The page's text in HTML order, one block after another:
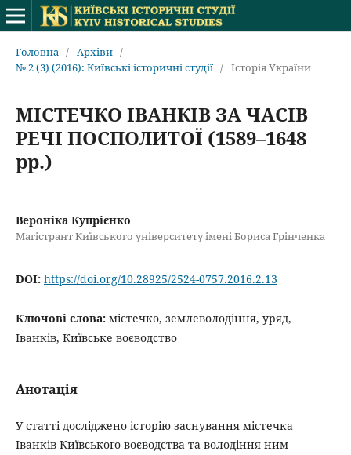
Головна / Архіви /
№ 2 (3) (2016): Київські історичні студії / Історія України
МІСТЕЧКО ІВАНКІВ ЗА ЧАСІВ
РЕЧІ ПОСПОЛИТОЇ (1589–1648
рр.)
Вероніка Купрієнко
Магістрант Київського університету імені Бориса Грінченка
DOI: https://doi.org/10.28925/2524-0757.2016.2.13
Ключові слова: містечко, землеволодіння, уряд,
Іванків, Київське воєводство
Анотація
У статті досліджено історію заснування містечка
Іванків Київського воєводства та володіння ним